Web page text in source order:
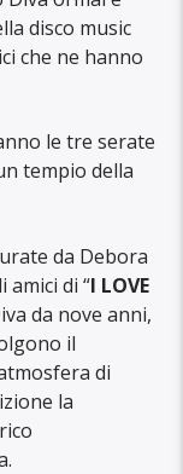
disco music
che ne hanno
le tre serate
tempio della
da Debora
di “I LOVE
da nove anni,
il
di
la